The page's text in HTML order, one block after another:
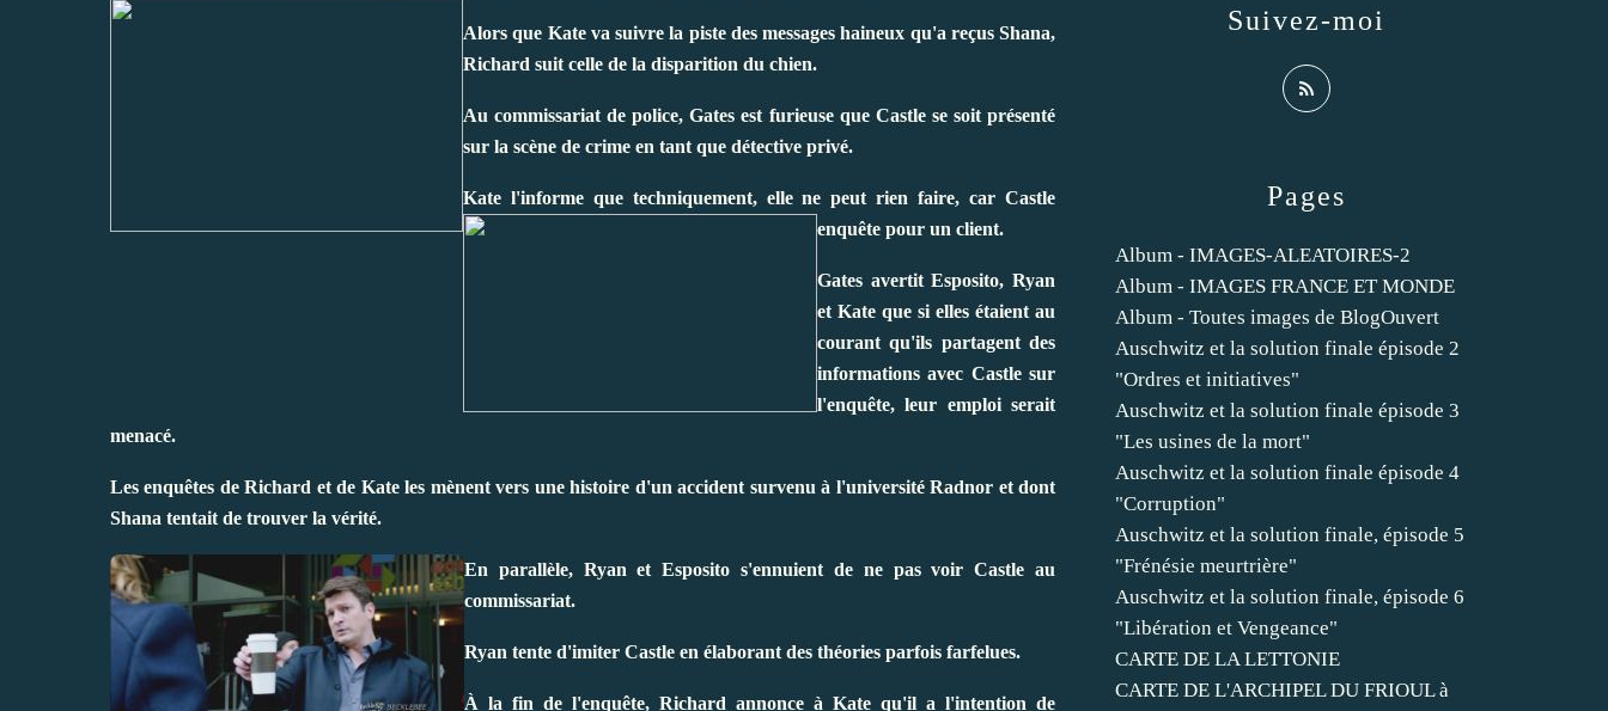
Alors que Kate va suivre la piste des messages haineux qu'a reçus Shana,
Richard suit celle de la disparition du chien.
Au commissariat de police, Gates est furieuse que Castle se soit présenté
sur la scène de crime en tant que détective privé.
Kate l'informe que techniquement, elle ne peut rien faire, car Castle
enquête pour un client.
Gates avertit Esposito, Ryan
et Kate que si elles étaient au
courant qu'ils partagent des
informations avec Castle sur
l'enquête, leur emploi serait
menacé.
Les enquêtes de Richard et de Kate les mènent vers une histoire d'un accident survenu à l'université Radnor et dont
Shana tentait de trouver la vérité.
En parallèle, Ryan et Esposito s'ennuient de ne pas voir Castle au
commissariat.
Ryan tente d'imiter Castle en élaborant des théories parfois farfelues.
À la fin de l'enquête, Richard annonce à Kate qu'il a l'intention de
Pages
Album - IMAGES-ALEATOIRES-2
Album - IMAGES FRANCE ET MONDE
Album - Toutes images de BlogOuvert
Auschwitz et la solution finale épisode 2
"Ordres et initiatives"
Auschwitz et la solution finale épisode 3
"Les usines de la mort"
Auschwitz et la solution finale épisode 4
"Corruption"
Auschwitz et la solution finale, épisode 5
"Frénésie meurtrière"
Auschwitz et la solution finale, épisode 6
"Libération et Vengeance"
CARTE DE LA LETTONIE
CARTE DE L'ARCHIPEL DU FRIOUL à
Suivez-moi